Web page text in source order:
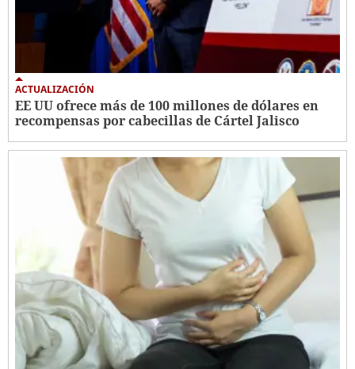
ACTUALIZACIÓN
EE UU ofrece más de 100 millones de dólares en
recompensas por cabecillas de Cártel Jalisco